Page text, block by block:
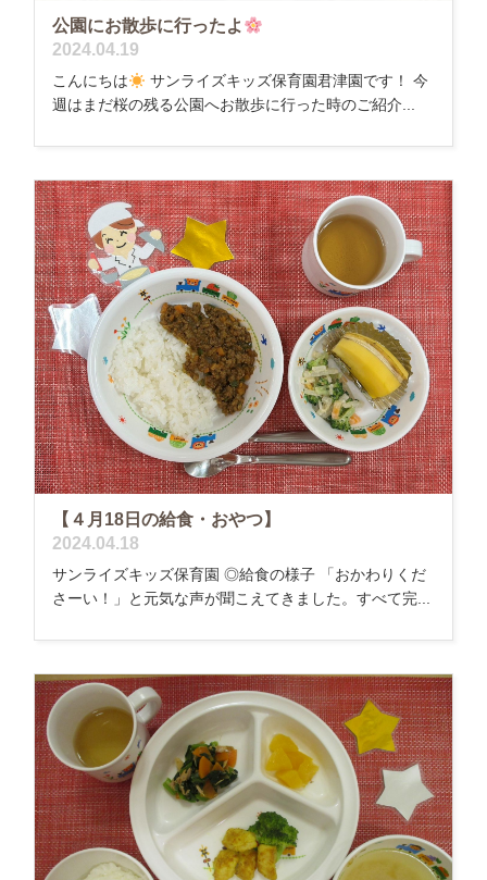
公園にお散歩に行ったよ
2024.04.19
こんにちは
サンライズキッズ保育園君津園です！ 今
週はまだ桜の残る公園へお散歩に行った時のご紹介...
【４月18日の給食・おやつ】
2024.04.18
サンライズキッズ保育園 ◎給食の様子 「おかわりくだ
さーい！」と元気な声が聞こえてきました。すべて完...